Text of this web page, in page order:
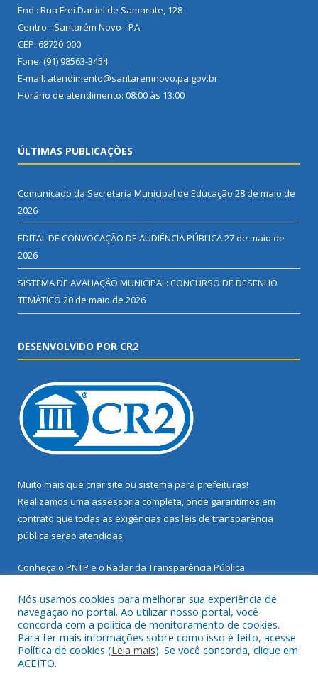
End.: Rua Frei Daniel de Samarate, 128
Centro - Santarém Novo - PA
CEP: 68720-000
Fone: (91) 98563-3454
E-mail: atendimento@santaremnovo.pa.gov.br
Horário de atendimento: 08:00 às 13:00
ÚLTIMAS PUBLICAÇÕES
Comunicado da Secretaria Municipal de Educação 28 de maio de
2026
EDITAL DE CONVOCAÇÃO DE AUDIÊNCIA PÚBLICA27 de maio de
2026
SISTEMA DE AVALIAÇÃO MUNICIPAL: CONCURSO DE DESENHO
TEMÁTICO 20 de maio de 2026
DESENVOLVIDO POR CR2
Muito mais que criar site ou sistema para prefeituras!
Realizamos uma assessoria completa, onde garantimos em
contrato que todas as exigências das leis de transparência
pública serão atendidas.
Conheça o PNTP e o Radar da Transparência Pública
Todos os direitos reservados a Prefeitura Municipal de Santarém
Novo.
Nós usamos cookies para melhorar sua experiência de
navegação no portal. Ao utilizar nosso portal, você
concorda com a política de monitoramento de cookies.
Para ter mais informações sobre como isso é feito, acesse
Política de cookies (Leia mais). Se você concorda, clique em
ACEITO.